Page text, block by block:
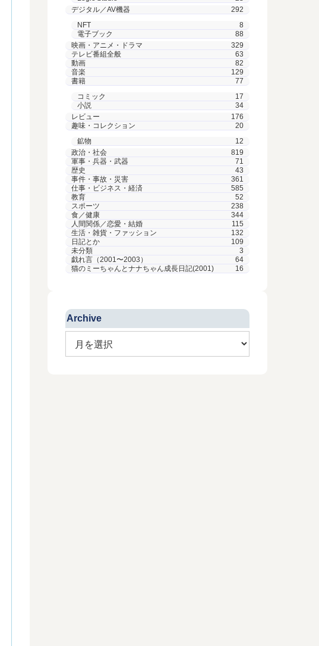
デジタル／AV機器
292
NFT
8
電子ブック
88
映画・アニメ・ドラマ
329
テレビ番組全般
63
動画
82
音楽
129
書籍
77
コミック
17
小説
34
レビュー
176
趣味・コレクション
20
鉱物
12
政治・社会
819
軍事・兵器・武器
71
歴史
43
事件・事故・災害
361
仕事・ビジネス・経済
585
教育
52
スポーツ
238
食／健康
344
人間関係／恋愛・結婚
115
生活・雑貨・ファッション
132
日記とか
109
未分類
3
戯れ言（2001〜2003）
64
猫のミーちゃんとナナちゃん成長日記(2001)
16
Archive